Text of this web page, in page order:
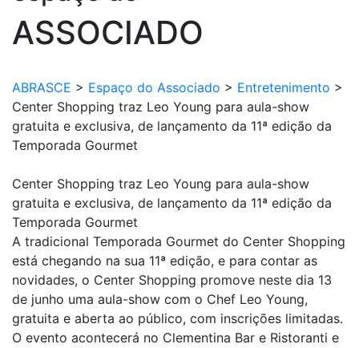
ASSOCIADO
ABRASCE > Espaço do Associado > Entretenimento >
Center Shopping traz Leo Young para aula-show
gratuita e exclusiva, de lançamento da 11ª edição da
Temporada Gourmet
Center Shopping traz Leo Young para aula-show
gratuita e exclusiva, de lançamento da 11ª edição da
Temporada Gourmet
A tradicional Temporada Gourmet do Center Shopping
está chegando na sua 11ª edição, e para contar as
novidades, o Center Shopping promove neste dia 13
de junho uma aula-show com o Chef Leo Young,
gratuita e aberta ao público, com inscrições limitadas.
O evento acontecerá no Clementina Bar e Ristoranti e